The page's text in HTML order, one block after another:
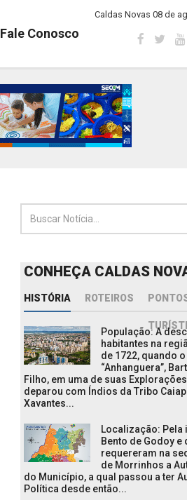
Fale Conosco
Caldas Novas 08 de
CONHEÇA CALDAS
HISTÓRIA ROTEIROS
População: A
habitantes na
de 1722, quando
“Anhanguera”,
Filho, em uma de suas
deparou com Índios da Tribo
Xavantes...
Localização: Pela
Bento de Godoy e
requereram na
de Morrinhos a
do Município, a qual passou a ter
Política desde então...